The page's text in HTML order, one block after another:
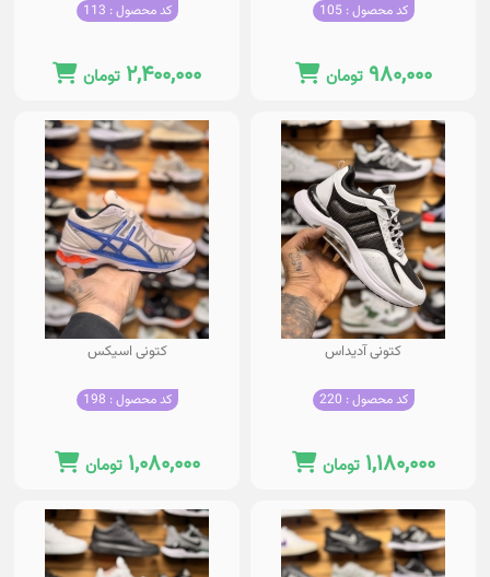
کد محصول : 105
۹۸۰,۰۰۰ تومان
کد محصول : 113
۲,۴۰۰,۰۰۰ تومان
کتونی آدیداس
کد محصول : 220
۱,۱۸۰,۰۰۰ تومان
کتونی اسیکس
کد محصول : 198
۱,۰۸۰,۰۰۰ تومان